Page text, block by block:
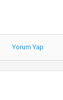
Yorum Yap